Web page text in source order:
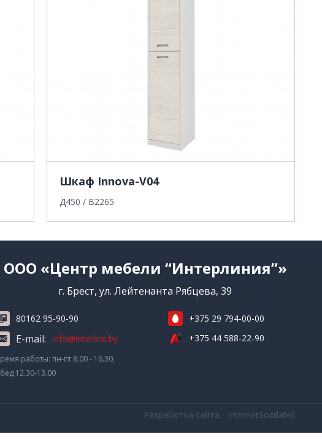
Шкаф Innova-V04
Д450 / В2265
ООО «Центр мебели “Интерлиния”»
г. Брест, ул. Лейтенанта Рябцева, 39
80162 95-90-90
E-mail: info@interline.by
работы: пн-пт 8.00 - 16.30,
12.30-13.00
+375 29 794-00-00
+375 44 588-22-90
Разработка сайта - InternetSozdateli